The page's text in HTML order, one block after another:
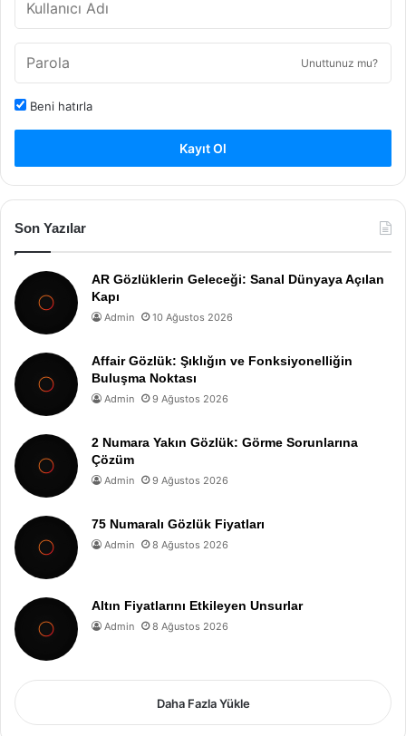
Unuttunuz mu?
Beni hatırla
Kayıt Ol
Son Yazılar
AR Gözlüklerin Geleceği: Sanal Dünyaya Açılan
Kapı
Admin 10 Ağustos 2026
Affair Gözlük: Şıklığın ve Fonksiyonelliğin
Buluşma Noktası
Admin 9 Ağustos 2026
2 Numara Yakın Gözlük: Görme Sorunlarına
Çözüm
Admin 9 Ağustos 2026
75 Numaralı Gözlük Fiyatları
Admin 8 Ağustos 2026
Altın Fiyatlarını Etkileyen Unsurlar
Admin 8 Ağustos 2026
Daha Fazla Yükle